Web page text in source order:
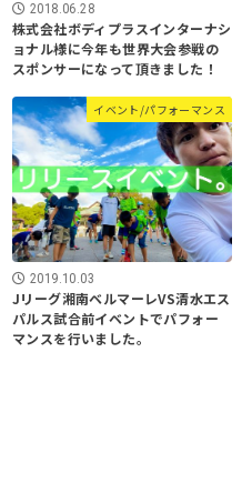
2018.06.28
株式会社ボディプラスインターナシ
ョナル様に今年も世界大会参戦の
スポンサーになって頂きました！
イベント/パフォーマンス
2019.10.03
Jリーグ湘南ベルマーレVS清水エス
パルス試合前イベントでパフォー
マンスを行いました。